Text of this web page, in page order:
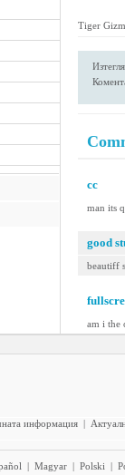
Tiger
cc
man its
good
beautiff
am i the
информация |
| Magyar | Polski |